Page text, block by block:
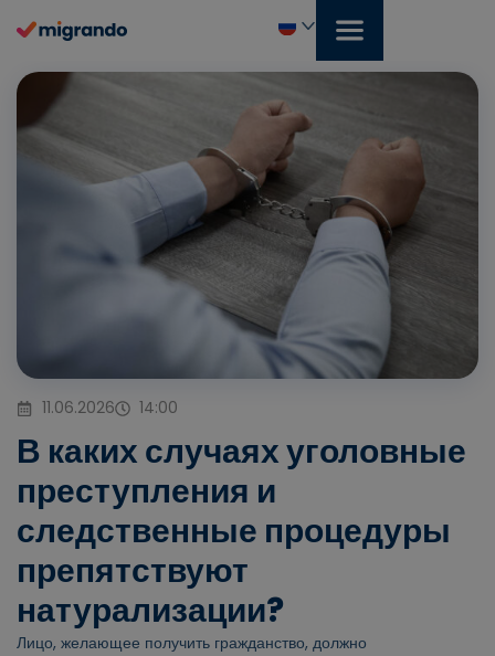
Русский
11.06.2026 14:00
В каких случаях уголовные
преступления и
следственные процедуры
препятствуют
натурализации?
Лицо, желающее получить гражданство, должно